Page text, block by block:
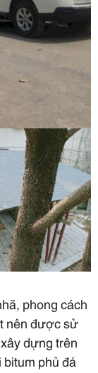
phong cách
nên được sử
dựng trên
phủ đá